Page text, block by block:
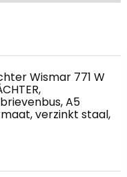
Wismar 771 W
A5
verzinkt staal,